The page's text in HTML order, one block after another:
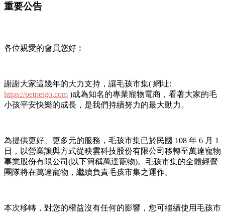
重要公告
各位親愛的會員您好︰
謝謝大家這幾年的大力支持，讓毛孩市集( 網址:
https://petpetgo.com )成為知名的專業寵物電商，看著大家的毛
小孩平安快樂的成長，是我們持續努力的最大動力。
為提供更好、更多元的服務，毛孩市集已於民國 108 年 6 月 1
日，以營業讓與方式從映雲科技股份有限公司移轉至萬達寵物
事業股份有限公司(以下簡稱萬達寵物)。毛孩市集的全體經營
團隊將在萬達寵物，繼續負責毛孩市集之運作。
本次移轉，對您的權益沒有任何的影響，您可繼續使用毛孩市